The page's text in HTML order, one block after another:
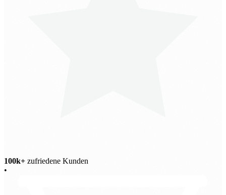
100k+ zufriedene Kunden
•